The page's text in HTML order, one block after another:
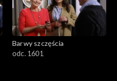
Barwy szczęścia
odc. 1601